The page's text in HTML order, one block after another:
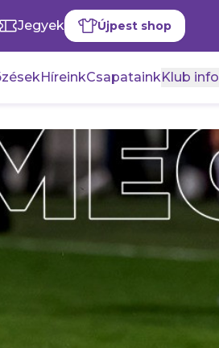
Jegyek Újpest shop
HíreinkCsapatainkKlub info